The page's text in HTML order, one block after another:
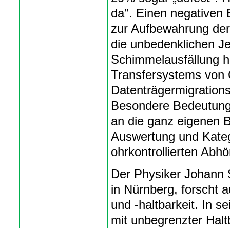
da″. Einen negativen
zur Aufbewahrung
die unbedenklichen
Schimmelausfällung
Transfersystems von
Besondere
an die ganz eigenen
Auswertung und
ohrkontrollierten
Der Physiker
in Nürnberg, forscht
und -haltbarkeit. In
mit unbegrenzter